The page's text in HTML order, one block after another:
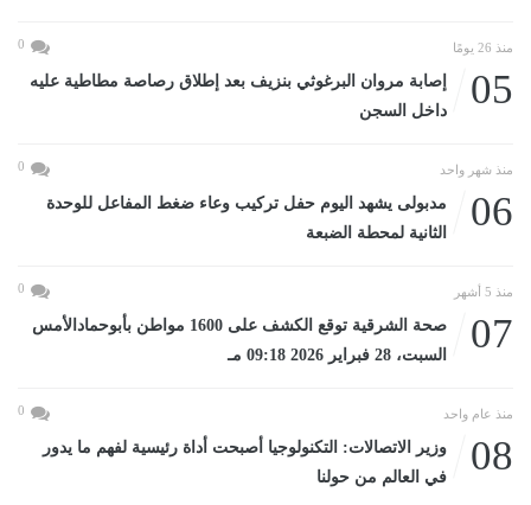
منذ 26 يومًا 0
05
إصابة مروان البرغوثي بنزيف بعد إطلاق رصاصة مطاطية عليه
داخل السجن
منذ شهر واحد 0
06
مدبولى يشهد اليوم حفل تركيب وعاء ضغط المفاعل للوحدة
الثانية لمحطة الضبعة
منذ 5 أشهر 0
07
صحة الشرقية توقع الكشف على 1600 مواطن بأبوحمادالأمس
السبت، 28 فبراير 2026 09:18 مـ
منذ عام واحد 0
08
وزير الاتصالات: التكنولوجيا أصبحت أداة رئيسية لفهم ما يدور
في العالم من حولنا